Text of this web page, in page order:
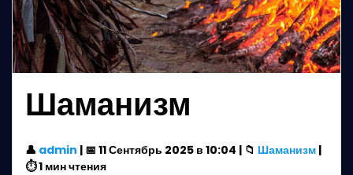
Шаманизм
👤 admin | 📅 11 Сентябрь 2025 в 10:04 | 📁 Шаманизм |
⏱️ 1 мин чтения